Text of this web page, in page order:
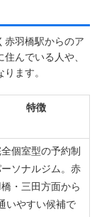
赤羽橋駅からのア
んでいる人や、
ます。
特徴
全個室型の予約制
ソナルジム。赤
・三田方面から
いやすい候補で